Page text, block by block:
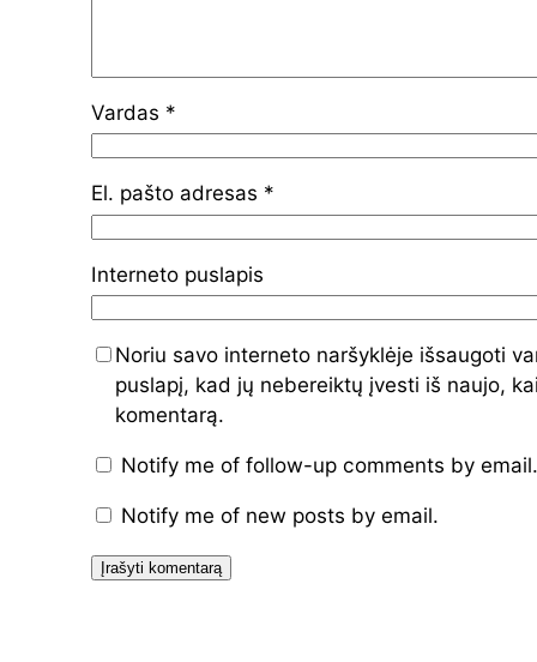
Vardas *
El. pašto adresas *
Interneto puslapis
Noriu savo interneto naršyklėje išsaugoti
puslapį, kad jų nebereiktų įvesti iš naujo,
komentarą.
Notify me of follow-up comments by email.
Notify me of new posts by email.